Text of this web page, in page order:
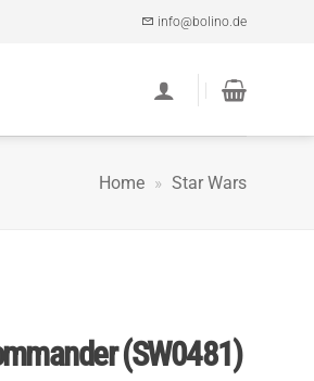
info@bolino.de
Home » Star Wars
(SW0481)